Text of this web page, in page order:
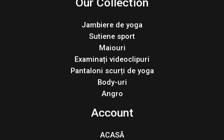
Jambiere de yoga
Sutiene sport
Maiouri
Examinați videoclipuri
Pantaloni scurți de yoga
Body-uri
Angro
Account
ACASĂ